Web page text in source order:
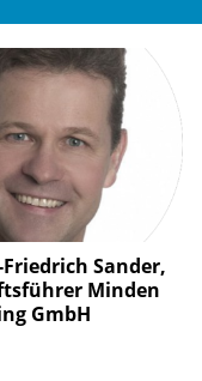
Friedrich Sander,
Minden
GmbH